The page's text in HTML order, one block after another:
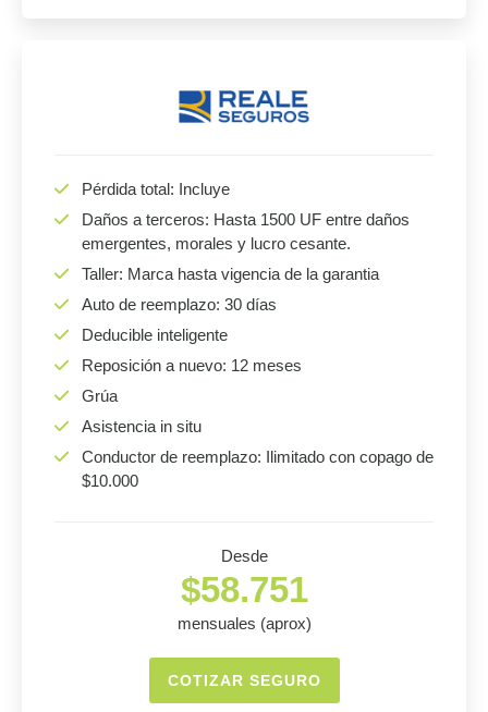
Pérdida total: Incluye
Daños a terceros: Hasta 1500 UF entre daños
emergentes, morales y lucro cesante.
Taller: Marca hasta vigencia de la garantia
Auto de reemplazo: 30 días
Deducible inteligente
Reposición a nuevo: 12 meses
Grúa
Asistencia in situ
Conductor de reemplazo: Ilimitado con copago de
$10.000
Desde
$58.751
mensuales (aprox)
COTIZAR SEGURO